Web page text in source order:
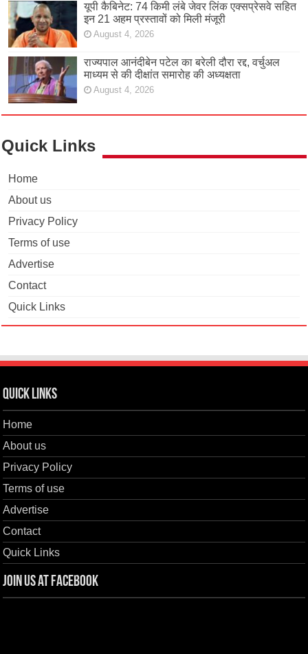
यूपी कैबिनेट: 74 किमी लंबे जेवर लिंक एक्सप्रेसवे सहित
इन 21 अहम प्रस्तावों को मिली मंजूरी
August 4, 2026
राज्यपाल आनंदीबेन पटेल का बरेली दौरा रद्द, वर्चुअल
माध्यम से की दीक्षांत समारोह की अध्यक्षता
August 4, 2026
Quick Links
Home
About us
Privacy Policy
Terms of use
Advertise
Contact
Quick Links
Quick Links
Home
About us
Privacy Policy
Terms of use
Advertise
Contact
Quick Links
Join us at Facebook